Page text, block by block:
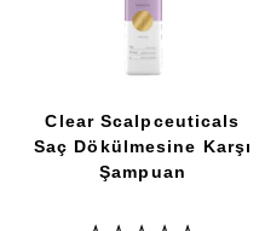
Clear Scalpceuticals
Saç Dökülmesine Karşı
Şampuan